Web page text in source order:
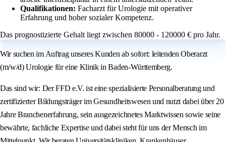
Qualifikationen: Facharzt für Urologie mit operativer
Erfahrung und hoher sozialer Kompetenz.
Das prognostizierte Gehalt liegt zwischen 80000 - 120000 € pro Jahr.
Wir suchen im Auftrag unseres Kunden ab sofort: leitenden Oberarzt
(m/w/d) Urologie für eine Klinik in Baden-Württemberg.
Das sind wir: Der FFD e.V. ist eine spezialisierte Personalberatung und
zertifizierter Bildungsträger im Gesundheitswesen und nutzt dabei über 20
Jahre Branchenerfahrung, sein ausgezeichnetes Marktwissen sowie seine
bewährte, fachliche Expertise und dabei steht für uns der Mensch im